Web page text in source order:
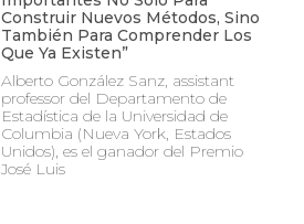
Construir Nuevos Métodos, Sino
También Para Comprender Los
Que Ya Existen”
Alberto González Sanz, assistant
professor del Departamento de
Estadística de la Universidad de
Columbia (Nueva York, Estados
Unidos), es el ganador del Premio
José Luis